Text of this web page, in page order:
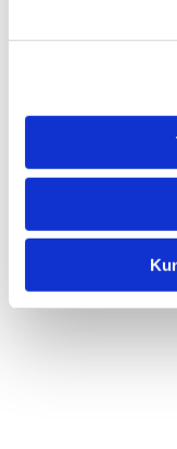
Du vil